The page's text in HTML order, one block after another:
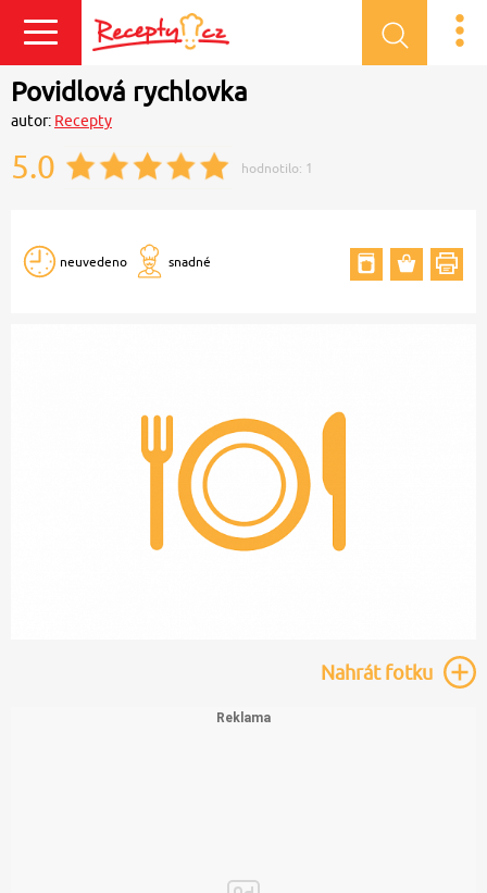
Přihlásit se
Povidlová rychlovka
autor: Recepty
5.0 hodnotilo: 1
neuvedeno snadné
Nahrátfotku